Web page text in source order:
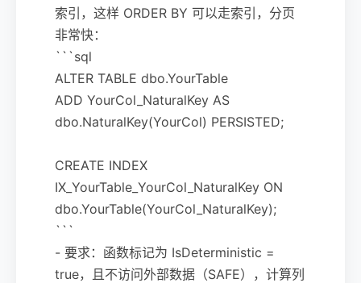
索引，这样 ORDER BY 可以走索引，分页
非常快：
```sql
ALTER TABLE dbo.YourTable
ADD YourCol_NaturalKey AS
dbo.NaturalKey(YourCol) PERSISTED;
CREATE INDEX
IX_YourTable_YourCol_NaturalKey ON
dbo.YourTable(YourCol_NaturalKey);
```
- 要求：函数标记为 IsDeterministic =
true，且不访问外部数据（SAFE），计算列